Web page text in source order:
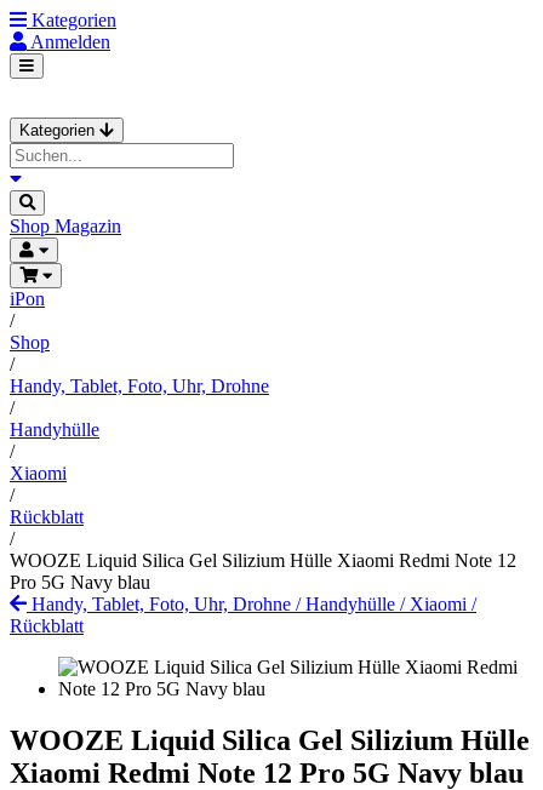
Kategorien
Anmelden
Kategorien
Shop Magazin
iPon
/
Shop
/
Handy, Tablet, Foto, Uhr, Drohne
/
Handyhülle
/
Xiaomi
/
Rückblatt
/
WOOZE Liquid Silica Gel Silizium Hülle Xiaomi Redmi Note 12
Pro 5G Navy blau
Handy, Tablet, Foto, Uhr, Drohne /Handyhülle / Xiaomi /
Rückblatt
WOOZE Liquid Silica Gel Silizium Hülle
Xiaomi Redmi Note 12 Pro 5G Navy blau